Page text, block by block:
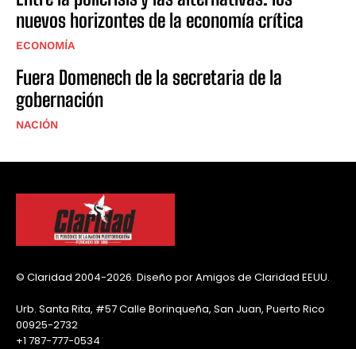
nuevos horizontes de la economía crítica
ECONOMÍA
Fuera Domenech de la secretaria de la
gobernación
NACIÓN
© Claridad 2004-2026. Diseño por Amigos de Claridad EEUU.
Urb. Santa Rita, #57 Calle Borinqueña, San Juan, Puerto Rico
00925-2732
+1 787-777-0534